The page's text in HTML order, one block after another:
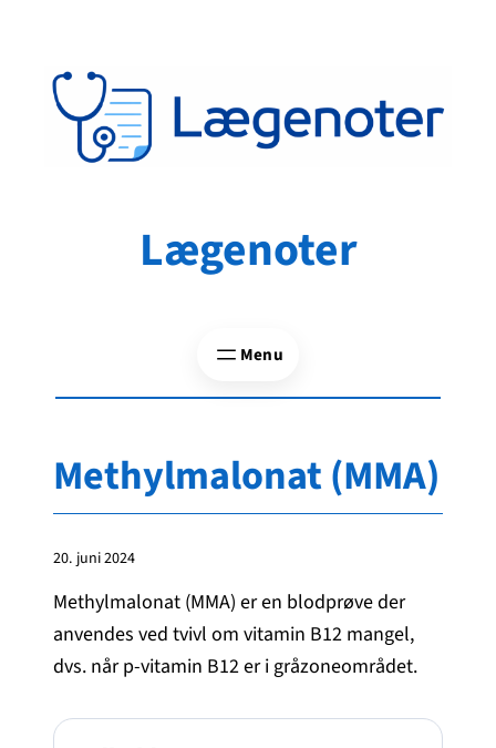
indhold
Lægenoter
Methylmalonat (MMA)
20. juni 2024
Methylmalonat (MMA) er en blodprøve der
anvendes ved tvivl om vitamin B12 mangel,
dvs. når p-vitamin B12 er i gråzoneområdet.